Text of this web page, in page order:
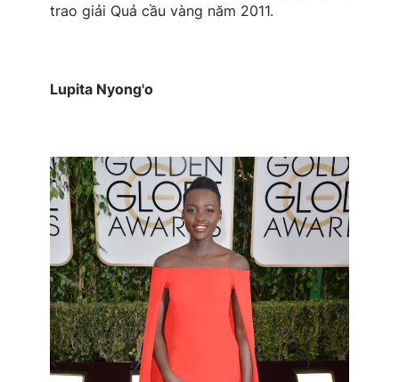
trao giải Quả cầu vàng năm 2011.
Lupita Nyong'o